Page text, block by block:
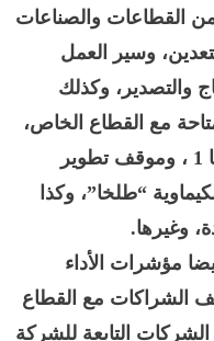
من القطاعات والصناعات
وسير العمل
والتصدير، وكذلك
مع القطاع الخاص،
ومن بينها مشروع إعادة تأهيل كيما 1 ، وموقف تطوير
“طلخا”، وكذا
وغيرها.
مؤشرات الأداء
الشراكات مع القطاع
التابعة للشركة